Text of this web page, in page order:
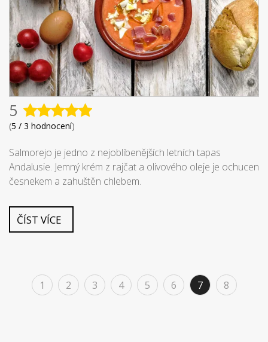
5
(5 / 3 hodnocení)
Salmorejo je jedno z nejoblíbenějších letních tapas
Andalusie. Jemný krém z rajčat a olivového oleje je ochucen
česnekem a zahuštěn chlebem.
ČÍST VÍCE
1 2 3 4 5 6 7 8